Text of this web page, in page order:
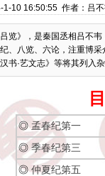
1-10 16:50:55 作者：吕
吕览》，是秦国丞相吕不
、八览、六论，注重博
书·艺文志》等将其列入杂
◎孟春纪第一
◎ 季春纪第三
◎仲夏纪第五